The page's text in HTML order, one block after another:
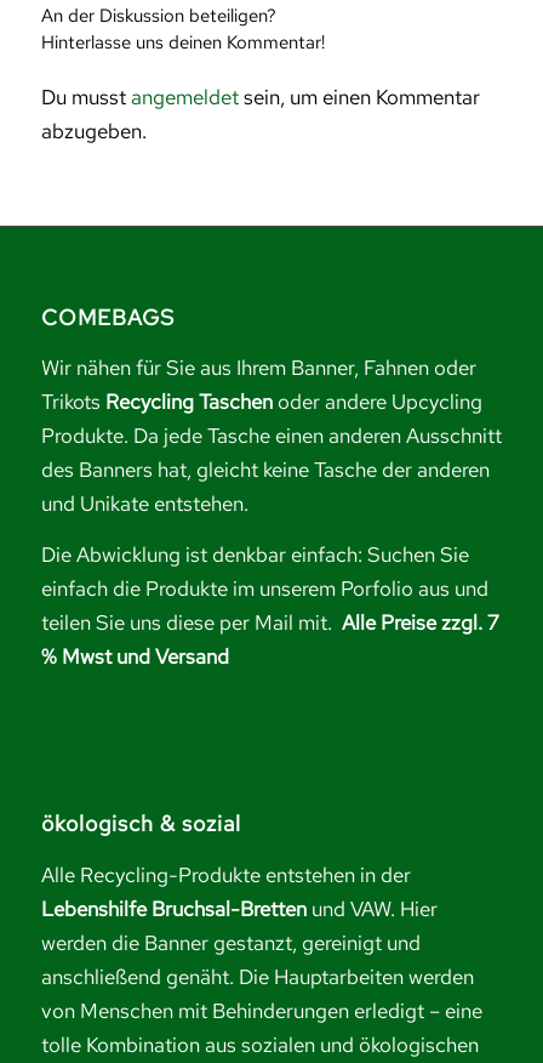
An der Diskussion beteiligen?
Hinterlasse uns deinen Kommentar!
Du musstangemeldetsein, um einen Kommentar
abzugeben.
COMEBAGS
Wir nähen für Sie aus Ihrem Banner, Fahnen oder
Trikots Recycling Taschenoder andere Upcycling
Produkte. Da jede Tasche einen anderen Ausschnitt
des Banners hat, gleicht keine Tasche der anderen
und Unikate entstehen.
Die Abwicklung ist denkbar einfach: Suchen Sie
einfach die Produkte im unserem Porfolio aus und
teilen Sie uns diese per Mail mit. Alle Preise zzgl. 7
% Mwst und Versand
ökologisch & sozial
Alle Recycling-Produkte entstehen in der
Lebenshilfe Bruchsal-Bretten und VAW. Hier
werden die Banner gestanzt, gereinigt und
anschließend genäht. Die Hauptarbeiten werden
von Menschen mit Behinderungen erledigt – eine
tolle Kombination aus sozialen und ökologischen